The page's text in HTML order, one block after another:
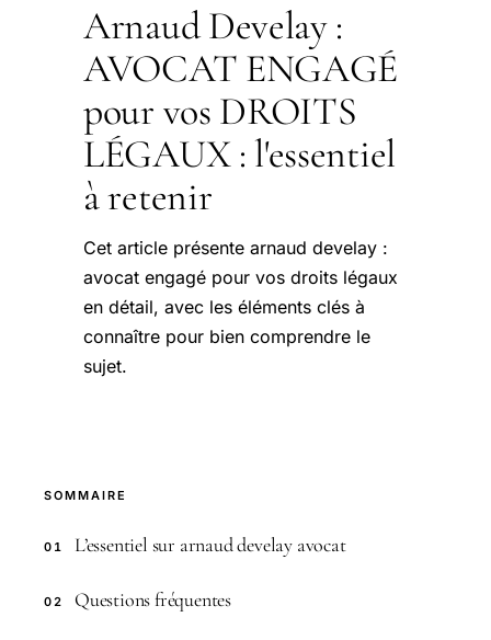
Arnaud Develay :
AVOCAT ENGAGÉ
pour vos DROITS
LÉGAUX : l'essentiel
à retenir
Cet article présente arnaud develay :
avocat engagé pour vos droits légaux
en détail, avec les éléments clés à
connaître pour bien comprendre le
sujet.
SOMMAIRE
01 L’essentiel sur arnaud develay avocat
02 Questions fréquentes